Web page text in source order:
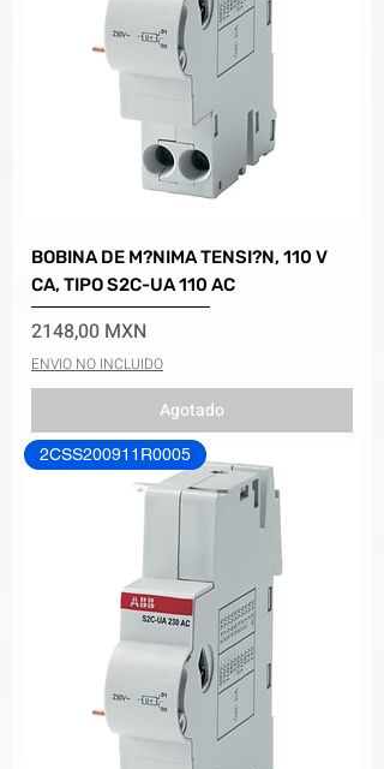
BOBINA DE M?NIMA TENSI?N, 110 V
CA, TIPO S2C-UA 110 AC
Precio
2148,00 MXN
ENVIO NO INCLUIDO
Agotado
2CSS200911R0005